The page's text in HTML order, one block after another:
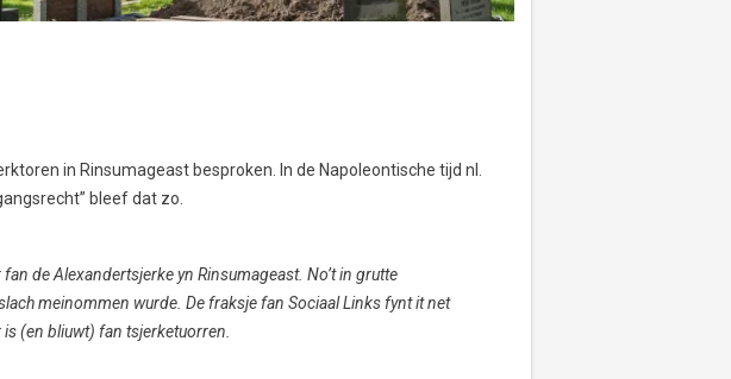
in Rinsumageast besproken. In de Napoleontische tijd nl.
bleef dat zo.
de Alexandertsjerke yn Rinsumageast. No’t in grutte
meinommen wurde. De fraksje fan Sociaal Links fynt it net
(en bliuwt) fan tsjerketuorren.